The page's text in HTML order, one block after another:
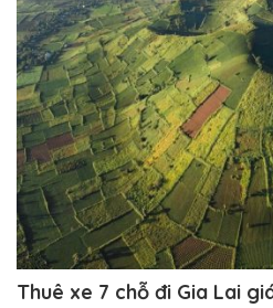
Thuê xe 7 chỗ đi Gia Lai